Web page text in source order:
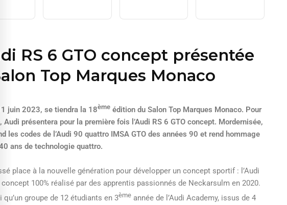
RS 6 GTO concept présentée
Top Marques Monaco
juin 2023, se tiendra la 18èmeédition du Salon Top Marques Monaco. Pour
Audi présentera pour la première fois l’Audi RS 6 GTO concept. Mordernisée,
les codes de l’Audi 90 quattro IMSA GTO des années 90 et rend hommage
ans de technologie quattro.
place à la nouvelle génération pour développer un concept sportif : l’Audi
concept 100% réalisé par des apprentis passionnés de Neckarsulm en 2020.
qu’un groupe de 12 étudiants en 3èmeannée de l’Audi Academy, issus de 4